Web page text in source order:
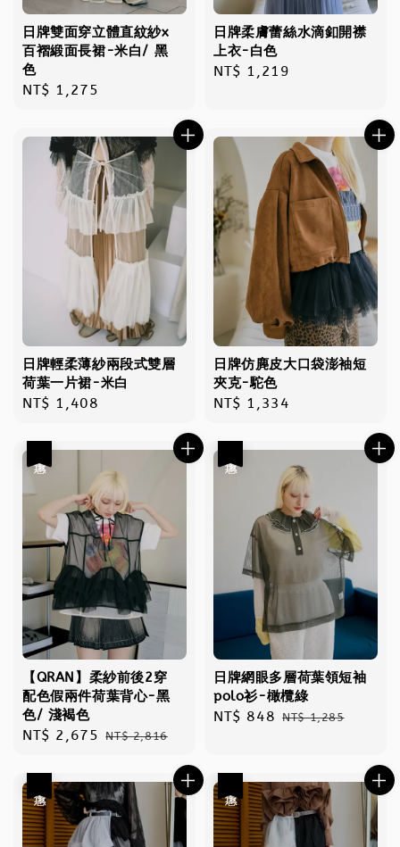
日牌雙面穿立體直紋紗x
百褶緞面長裙-米白/ 黑
色
Regular
NT$ 1,275
日牌柔膚蕾絲水滴釦開襟
上衣-白色
Regular
NT$ 1,219
日牌輕柔薄紗兩段式雙層
荷葉一片裙-米白
Regular
NT$ 1,408
日牌仿麂皮大口袋澎袖短
夾克-駝色
Regular
NT$ 1,334
【QRAN】柔紗前後2穿
配色假兩件荷葉背心-黑
色/ 淺褐色
Sale
NT$ 2,675 Regular
NT$ 2,816
日牌網眼多層荷葉領短袖
polo衫-橄欖綠
Sale
NT$ 848 Regular
NT$ 1,285